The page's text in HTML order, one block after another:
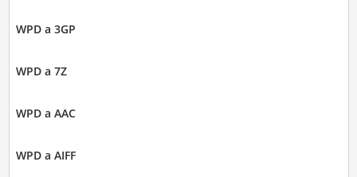
WPD a 3GP
WPD a 7Z
WPD a AAC
WPD a AIFF